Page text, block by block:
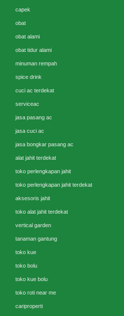
capek
obat
obat alami
obat tidur alami
minuman rempah
spice drink
cuci ac terdekat
serviceac
jasa pasang ac
jasa cuci ac
jasa bongkar pasang ac
alat jahit terdekat
toko perlengkapan jahit
toko perlengkapan jahit terdekat
aksesoris jahit
toko alat jahit terdekat
vertical garden
tanaman gantung
toko kue
toko bolu
toko kue bolu
toko roti near me
cariproperti